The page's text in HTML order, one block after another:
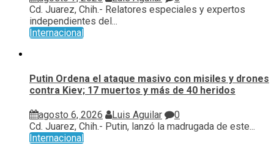
Cd. Juarez, Chih.- Relatores especiales y expertos
independientes del...
Internacional
Putin Ordena el ataque masivo con misiles y drones
contra Kiev; 17 muertos y más de 40 heridos
agosto 6, 2026 Luis Aguilar
0
Cd. Juarez, Chih.- Putin, lanzó la madrugada de este...
Internacional